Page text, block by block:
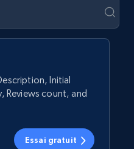
Initial
Reviews count, and
Essai gratuit